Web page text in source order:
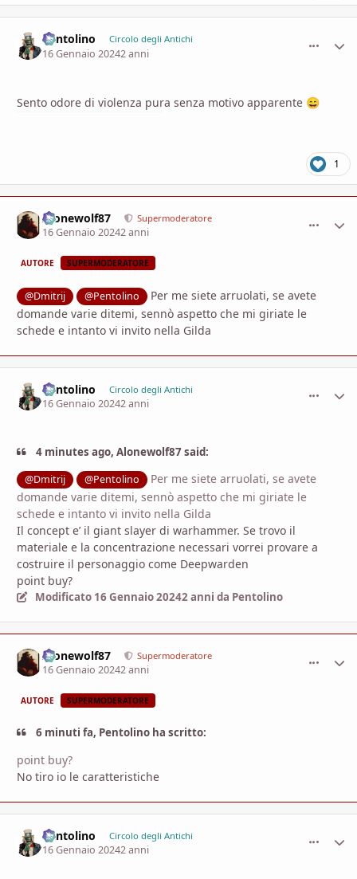
Pentolino Circolo degli Antichi
16 Gennaio 20242 anni
Sento odore di violenza pura senza motivo apparente 😄
1
Alonewolf87 Supermoderatore
16 Gennaio 20242 anni
AUTORE SUPERMODERATORE
@Dmitrij @Pentolino
Per me siete arruolati, se avete
domande varie ditemi, sennò aspetto che mi giriate le
schede e intanto vi invito nella Gilda
Pentolino Circolo degli Antichi
16 Gennaio 20242 anni
4 minutes ago, Alonewolf87 said:
@Dmitrij @Pentolino
Per me siete arruolati, se avete
domande varie ditemi, sennò aspetto che mi giriate le
schede e intanto vi invito nella Gilda
Il concept e’ il giant slayer di warhammer. Se trovo il
materiale e la concentrazione necessari vorrei provare a
costruire il personaggio come Deepwarden
point buy?
Modificato 16 Gennaio 20242 anni da Pentolino
Alonewolf87 Supermoderatore
16 Gennaio 20242 anni
AUTORE SUPERMODERATORE
6 minuti fa, Pentolino ha scritto:
point buy?
No tiro io le caratteristiche
Pentolino Circolo degli Antichi
16 Gennaio 20242 anni